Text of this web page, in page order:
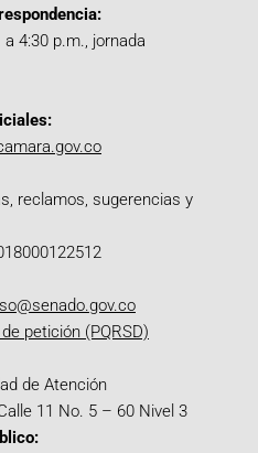
4:30 p.m., jornada
reclamos, sugerencias y
petición (PQRSD)
de Atención
11 No. 5 – 60 Nivel 3